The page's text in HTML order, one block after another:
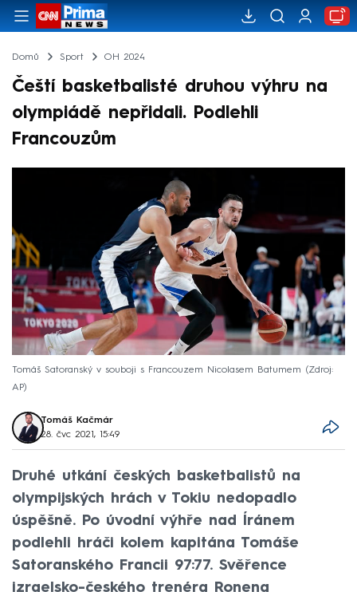
Domů Sport OH 2024
Čeští basketbalisté druhou výhru na
olympiádě nepřidali. Podlehli
Francouzům
Tomáš Satoranský v souboji s Francouzem Nicolasem Batumem
Zdroj:
AP
Tomáš Kačmár
28. čvc 2021, 15:49
Druhé utkání českých basketbalistů na
olympijských hrách v Tokiu nedopadlo
úspěšně. Po úvodní výhře nad Íránem
podlehli hráči kolem kapitána Tomáše
Satoranského Francii 97:77. Svěřence
izraelsko-českého trenéra Ronena